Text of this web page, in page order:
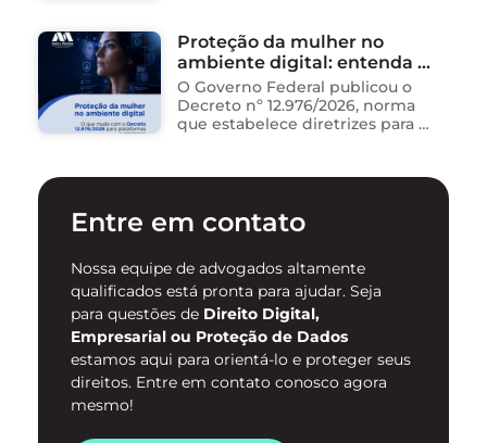
dados, redigem e-mails, geram
relatórios. O problema não está
na ferramenta. Está …
Proteção da mulher no
ambiente digital: entenda o
novo Decreto nº 12.976/2026
O Governo Federal publicou o
Decreto nº 12.976/2026, norma
que estabelece diretrizes para a
enfrentamento da violência
digital. …
Entre em contato
Nossa equipe de advogados altamente
qualificados está pronta para ajudar. Seja
para questões de Direito Digital,
Empresarial ou Proteção de Dados
estamos aqui para orientá-lo e proteger seus
direitos. Entre em contato conosco agora
mesmo!